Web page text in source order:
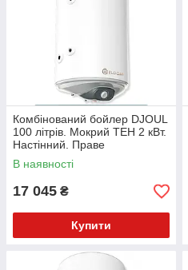
Комбінований бойлер DJOUL
100 літрів. Мокрий ТЕН 2 кВт.
Настінний. Праве
підключення. WV10046SR
В наявності
17 045 ₴
Купити